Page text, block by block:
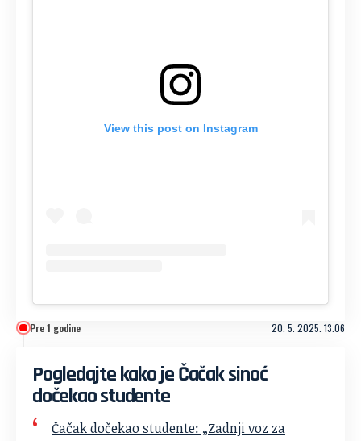
View this post on Instagram
Pre 1 godine 20. 5. 2025. 13.06
Pogledajte kako je Čačak sinoć
dočekao studente
Čačak dočekao studente: „Zadnji voz za